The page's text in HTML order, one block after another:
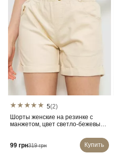
5(2)
Шорты женские на резинке с
манжетом, цвет светло-бежевый,
99 грн319 грн Купить